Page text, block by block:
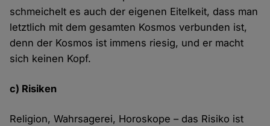
schmeichelt es auch der eigenen Eitelkeit, dass man
letztlich mit dem gesamten Kosmos verbunden ist,
denn der Kosmos ist immens riesig, und er macht
sich keinen Kopf.
c) Risiken
Religion, Wahrsagerei, Horoskope – das Risiko ist